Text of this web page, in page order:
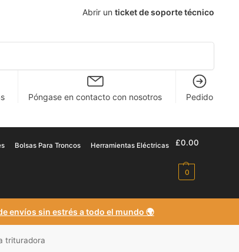
Abrir unticket de soporte técnico
Póngase en contacto con nosotros Pedido
Bolsas Para Troncos Herramientas Eléctricas £0.00
0
envíos sin estrés a todo el mundo 🌍
trituradora